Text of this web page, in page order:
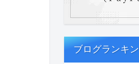
ブログランキ